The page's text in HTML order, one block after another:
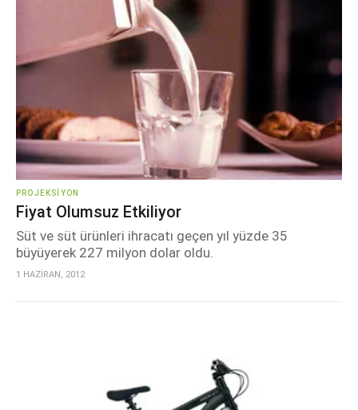
PROJEKSIYON
Fiyat Olumsuz Etkiliyor
Süt ve süt ürünleri ihracatı geçen yıl yüzde 35
büyüyerek 227 milyon dolar oldu.
1 HAZİRAN, 2012